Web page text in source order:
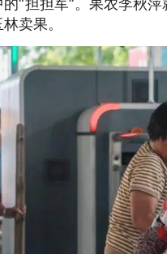
“担担军”。果农李秋
卖果。